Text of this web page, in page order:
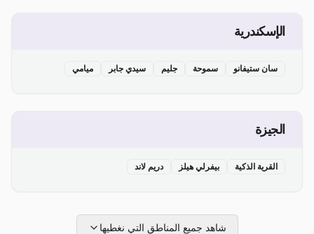
الإسكندرية
سان ستيفانو سموحة جليم سيدي جابر ميامي
الجيزة
القرية الذكية بيفرلي هيلز دريم لاند
شاهد جميع المناطق التي نغطيها